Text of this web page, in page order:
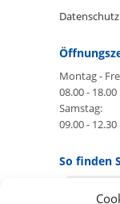
Datenschutz
Montag -
08.00 -
Samstag:
09.00 -
So finden